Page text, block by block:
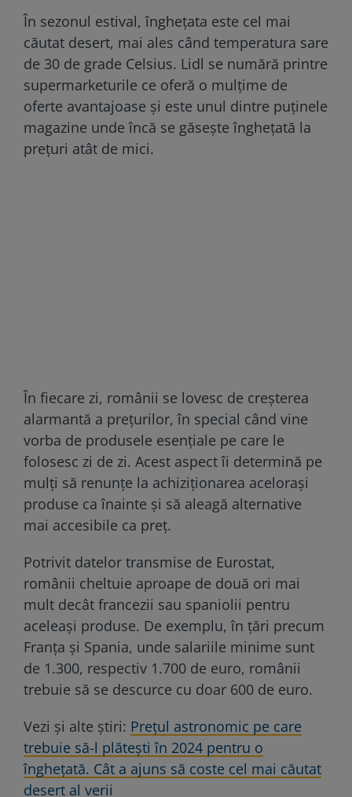
În sezonul estival, înghețata este cel mai
căutat desert, mai ales când temperatura sare
de 30 de grade Celsius. Lidl se numără printre
supermarketurile ce oferă o mulțime de
oferte avantajoase și este unul dintre puținele
magazine unde încă se găsește înghețată la
prețuri atât de mici.
În fiecare zi, românii se lovesc de creșterea
alarmantă a prețurilor, în special când vine
vorba de produsele esențiale pe care le
folosesc zi de zi. Acest aspect îi determină pe
mulți să renunțe la achiziționarea acelorași
produse ca înainte și să aleagă alternative
mai accesibile ca preț.
Potrivit datelor transmise de Eurostat,
românii cheltuie aproape de două ori mai
mult decât francezii sau spaniolii pentru
aceleași produse. De exemplu, în țări precum
Franța și Spania, unde salariile minime sunt
de 1.300, respectiv 1.700 de euro, românii
trebuie să se descurce cu doar 600 de euro.
Vezi și alte știri: Prețul astronomic pe care
trebuie să-l plătești în 2024 pentru o
înghețată. Cât a ajuns să coste cel mai căutat
desert al verii